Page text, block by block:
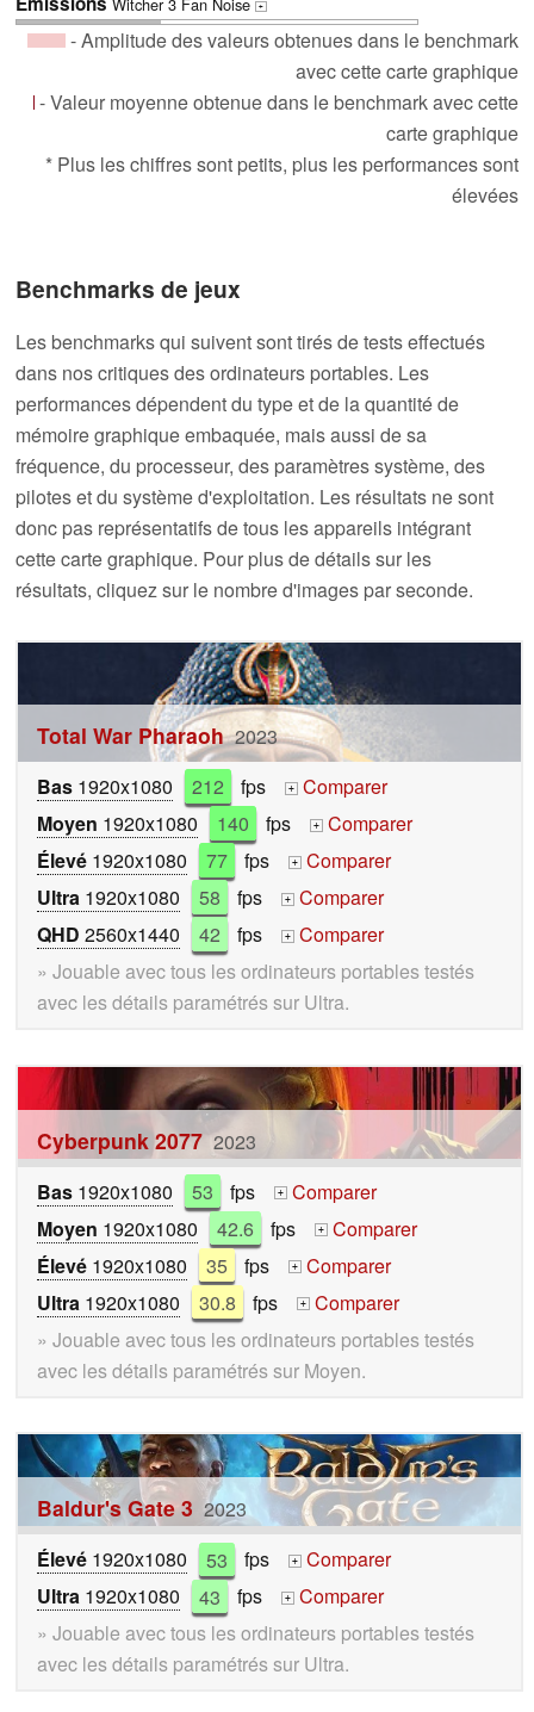
+
- Amplitude des valeurs obtenues dans le benchmark
avec cette carte graphique
- Valeur moyenne obtenue dans le benchmark avec cette
carte graphique
* Plus les chiffres sont petits, plus les performances sont
élevées
Benchmarks de jeux
Les benchmarks qui suivent sont tirés de tests effectués
dans nos critiques des ordinateurs portables. Les
performances dépendent du type et de la quantité de
mémoire graphique embaquée, mais aussi de sa
fréquence, du processeur, des paramètres système, des
pilotes et du système d'exploitation. Les résultats ne sont
donc pas représentatifs de tous les appareils intégrant
cette carte graphique. Pour plus de détails sur les
résultats, cliquez sur le nombre d'images par seconde.
Total War Pharaoh 2023
Bas 1920x1080 212 fps +
Comparer
Moyen 1920x1080 140 fps +
Comparer
Élevé 1920x1080 77 fps +
Comparer
Ultra 1920x1080 58 fps +
Comparer
QHD 2560x1440 42 fps +
Comparer
» Jouable avec tous les ordinateurs portables testés
avec les détails paramétrés sur Ultra.
Cyberpunk 2077 2023
Bas 1920x1080 53 fps +
Comparer
Moyen 1920x1080 42.6 fps +
Comparer
Élevé 1920x1080 35 fps +
Comparer
Ultra 1920x1080 30.8 fps +
Comparer
» Jouable avec tous les ordinateurs portables testés
avec les détails paramétrés sur Moyen.
Baldur's Gate 3 2023
Élevé 1920x1080 53 fps +
Comparer
Ultra 1920x1080 43 fps +
Comparer
» Jouable avec tous les ordinateurs portables testés
avec les détails paramétrés sur Ultra.